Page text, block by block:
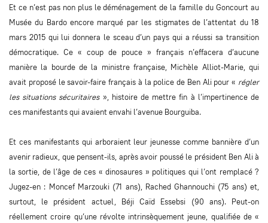
Et ce n’est pas non plus le déménagement de la famille du Goncourt au
Musée du Bardo encore marqué par les stigmates de l’attentat du 18
mars 2015 qui lui donnera le sceau d’un pays qui a réussi sa transition
démocratique. Ce « coup de pouce » français n’effacera d’aucune
manière la bourde de la ministre française, Michèle Alliot-Marie, qui
avait proposé le savoir-faire français à la police de Ben Ali pour « régler
les situations sécuritaires», histoire de mettre fin à l’impertinence de
ces manifestants qui avaient envahi l’avenue Bourguiba.
Et ces manifestants qui arboraient leur jeunesse comme bannière d’un
avenir radieux, que pensent-ils, après avoir poussé le président Ben Ali à
la sortie, de l’âge de ces « dinosaures » politiques qui l’ont remplacé ?
Jugez-en : Moncef Marzouki (71 ans), Rached Ghannouchi (75 ans) et,
surtout, le président actuel, Béji Caïd Essebsi (90 ans). Peut-on
réellement croire qu’une révolte intrinsèquement jeune, qualifiée de «